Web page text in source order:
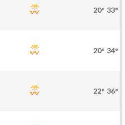
20° 33°
20° 34°
22° 36°